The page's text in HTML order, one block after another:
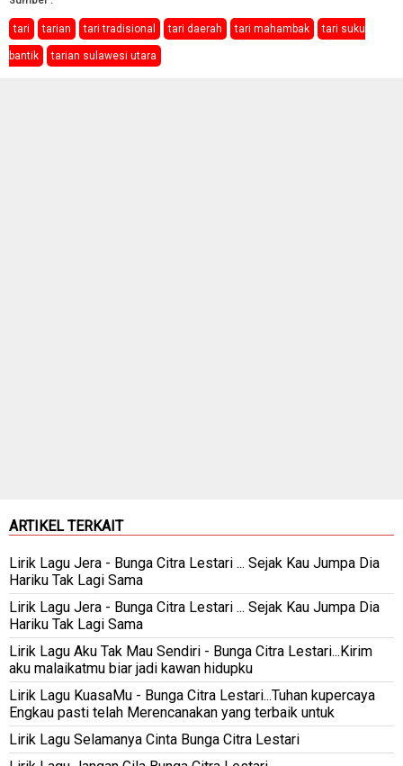
tari tarian tari tradisional tari daerah tari mahambak tari suku
bantik tarian sulawesi utara
ARTIKEL TERKAIT
Lirik Lagu Jera - Bunga Citra Lestari ... Sejak Kau Jumpa Dia
Hariku Tak Lagi Sama
Lirik Lagu Jera - Bunga Citra Lestari ... Sejak Kau Jumpa Dia
Hariku Tak Lagi Sama
Lirik Lagu Aku Tak Mau Sendiri - Bunga Citra Lestari...Kirim
aku malaikatmu biar jadi kawan hidupku
Lirik Lagu KuasaMu - Bunga Citra Lestari...Tuhan kupercaya
Engkau pasti telah Merencanakan yang terbaik untuk
Lirik Lagu Selamanya Cinta Bunga Citra Lestari